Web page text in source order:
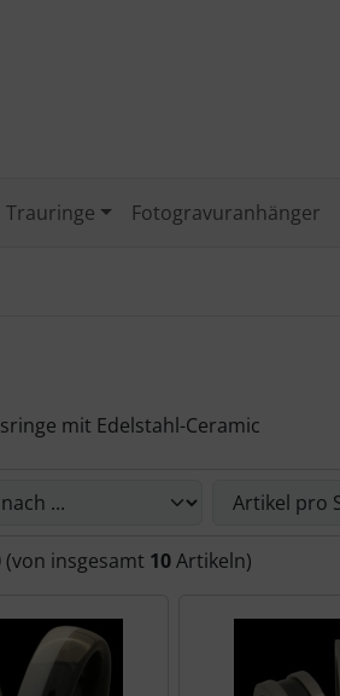
Trauringe Fotogravuranhänger
mit Edelstahl-Ceramic
(von insgesamt 10Artikeln)